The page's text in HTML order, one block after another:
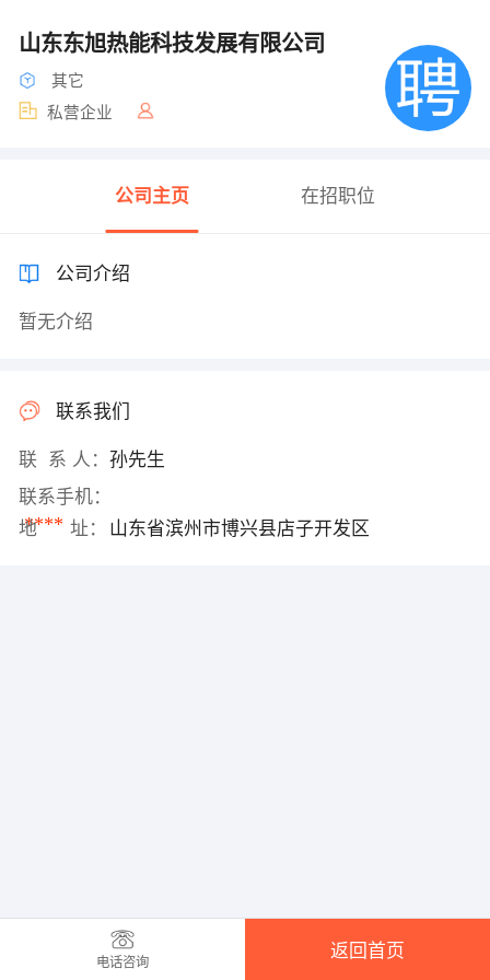
山东东旭热能科技发展有限公司
其它
私营企业
公司主页 在招职位
公司介绍
暂无介绍
联系我们
联 系 人： 孙先生
联系手机：
****
地 址： 山东省滨州市博兴县店子开发区
电话咨询
返回首页